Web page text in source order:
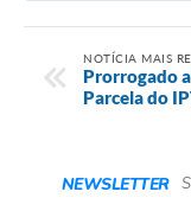
NOTÍCIA MAIS
Prorrogado
Parcela do
NEWSLETTER